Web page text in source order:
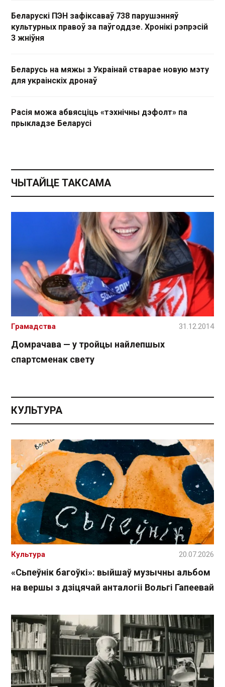
Беларускі ПЭН зафіксаваў 738 парушэнняў
культурных правоў за паўгоддзе. Хронікі рэпрэсій
3 жніўня
Беларусь на мяжы з Украінай стварае новую мэту
для украінскіх дронаў
Расія можа абвясціць «тэхнічны дэфолт» па
прыкладзе Беларусі
ЧЫТАЙЦЕ ТАКСАМА
Домрачава — у тройцы найлепшых
спартсменак свету
Грамадства 31.12.2014
КУЛЬТУРА
«Сьпеўнік багоўкі»: выйшаў музычны альбом
на вершы з дзіцячай анталогіі Вольгі Гапеевай
Культура 20.07.2026